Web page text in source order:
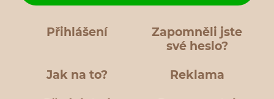
Přihlášení
Zapomněli jste
své heslo?
Jak na to? Reklama